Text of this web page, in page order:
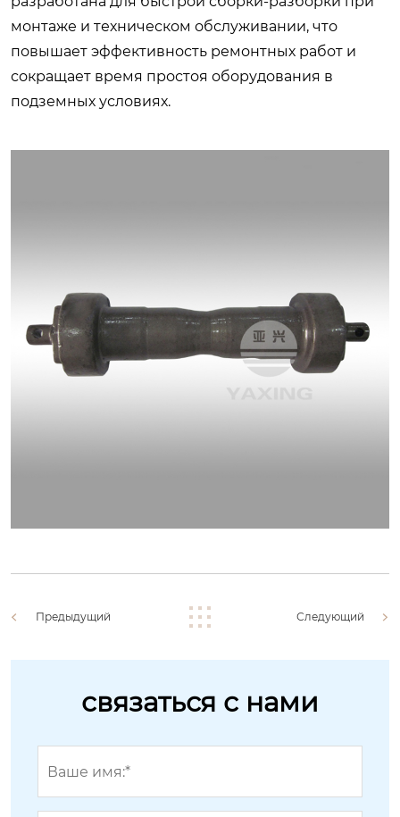
монтаже и техническом обслуживании, что
повышает эффективность ремонтных работ и
сокращает время простоя оборудования в
подземных условиях.
Предыдущий Следующий
связаться с нами